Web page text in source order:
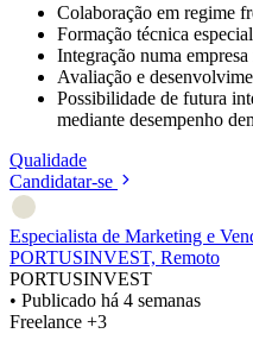
Colaboração em regime
Formação técnica
Integração numa
Avaliação e
Possibilidade de futura
mediante desempenho
Qualidade
Candidatar-se
Especialista de Marketing e
PORTUSINVEST, Remoto
PORTUSINVEST
• Publicado há 4 semanas
Freelance +3